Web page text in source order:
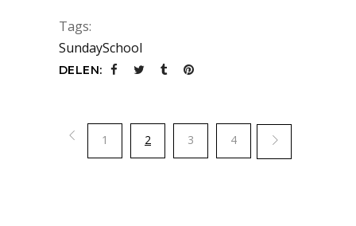
Tags:
SundaySchool
DELEN:
1 2 3 4